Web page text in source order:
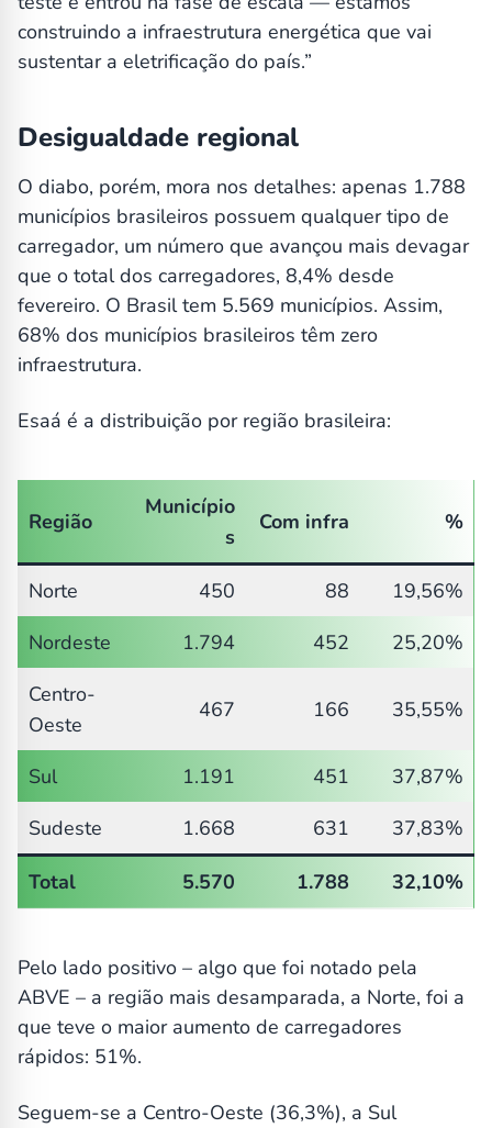
construindo a infraestrutura energética que vai
sustentar a eletrificação do país.”
Desigualdade regional
O diabo, porém, mora nos detalhes: apenas 1.788
municípios brasileiros possuem qualquer tipo de
carregador, um número que avançou mais devagar
que o total dos carregadores, 8,4% desde
fevereiro. O Brasil tem 5.569 municípios. Assim,
68% dos municípios brasileiros têm zero
infraestrutura.
Esaá é a distribuição por região brasileira:
Região
Município
s
Com infra %
Norte 450 88
19,56%
Nordeste
1.794 452
25,20%
Centro-
Oeste
467 166 35,55%
Sul 1.191 451
37,87%
Sudeste
1.668 631 37,83%
Total 5.570 1.788 32,10%
Pelo lado positivo – algo que foi notado pela
ABVE – a região mais desamparada, a Norte, foi a
que teve o maior aumento de carregadores
rápidos: 51%.
Seguem-se a Centro-Oeste (36,3%), a Sul